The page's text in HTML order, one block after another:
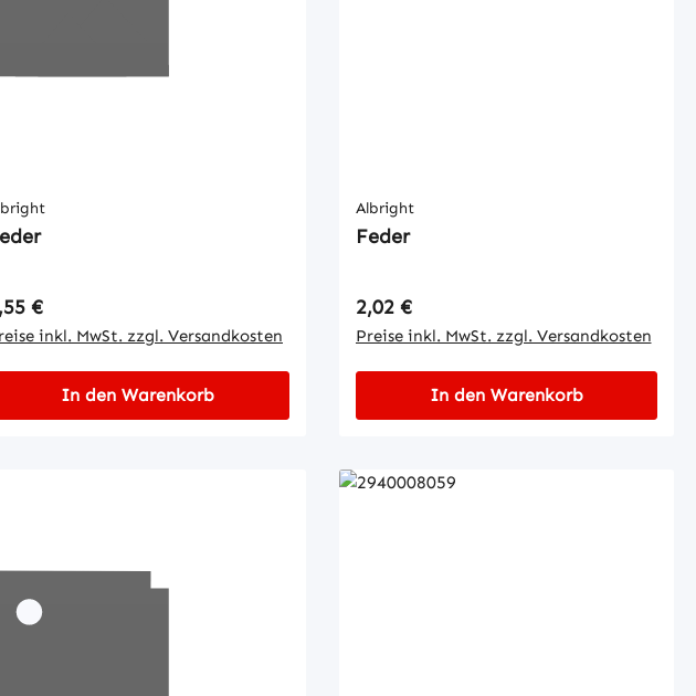
Preis:
€
inkl. MwSt. zzgl. Versandkosten
In den Warenkorb
Albright
Feder
Regulärer Preis:
2,02 €
Preise inkl. MwSt. zzgl. Versandkosten
In den Warenkorb